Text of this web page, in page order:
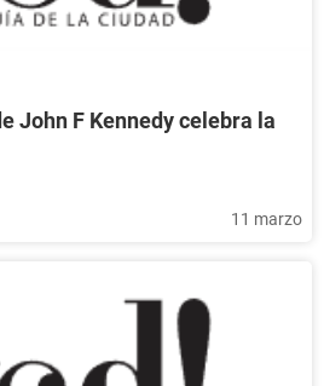
John F Kennedy celebra la
11 marzo